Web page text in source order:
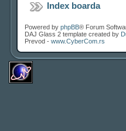
Index boarda
Powered by phpBB® Forum
DAJ Glass 2 template created by
Prevod - www.CyberCom.rs